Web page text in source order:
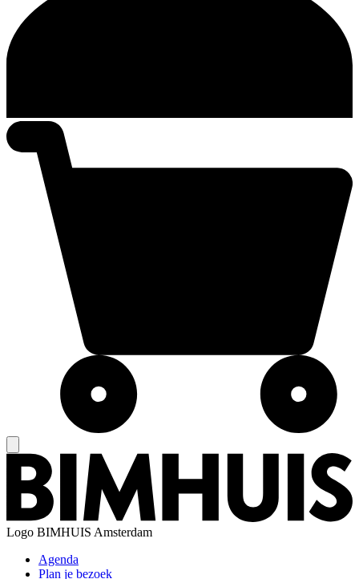
Logo BIMHUIS Amsterdam
Agenda
Plan je bezoek